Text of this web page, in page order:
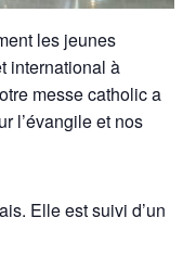
les jeunes
international à
messe catholic a
l’évangile et nos
Elle est suivi d’un